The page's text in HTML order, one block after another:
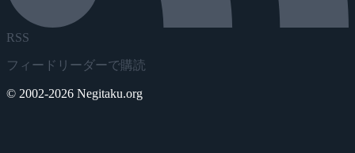
RSS
フィードリーダーで購読
© 2002-2026 Negitaku.org